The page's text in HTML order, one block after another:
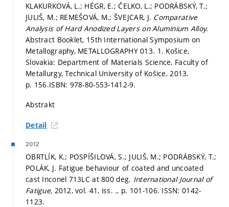
KLAKURKOVÁ, L.; HÉGR, E.; ČELKO, L.; PODRÁBSKÝ, T.;
JULIŠ, M.; REMEŠOVÁ, M.; ŠVEJCAR, J. Comparative
Analysis of Hard Anodized Layers on Aluminium Alloy.
Abstract Booklet, 15th International Symposium on
Metallography, METALLOGRAPHY 013. 1. Košice,
Slovakia: Department of Materials Science, Faculty of
Metallurgy, Technical University of Košice, 2013.
p. 156.ISBN: 978-80-553-1412-9.
Abstrakt
Detail
2012
OBRTLÍK, K.; POSPÍŠILOVÁ, S.; JULIŠ, M.; PODRÁBSKÝ, T.;
POLÁK, J. Fatigue behaviour of coated and uncoated
cast Inconel 713LC at 800 deg. International Journal of
Fatigue, 2012, vol. 41, iss. ., p. 101-106. ISSN: 0142-
1123.